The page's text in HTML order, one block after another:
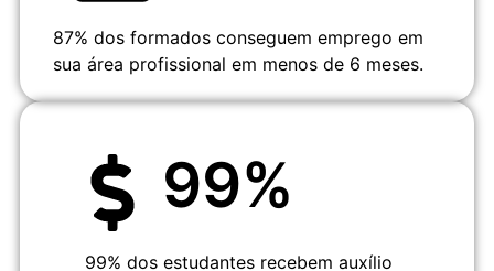
87% dos formados conseguem emprego em
sua área profissional em menos de 6 meses.
99%
99% dos estudantes recebem auxílio